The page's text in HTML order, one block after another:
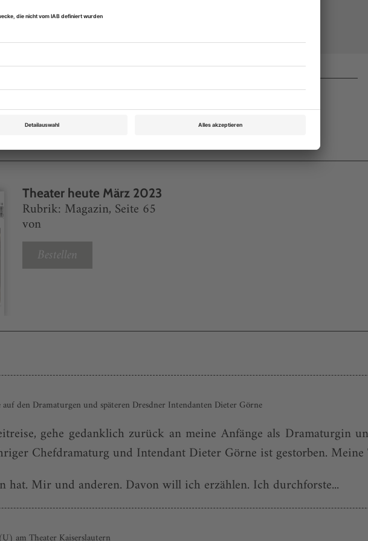
Theater heute März 2023
Rubrik: Magazin, Seite 65
von
Bestellen
den Dramaturgen und späteren Dresdner Intendanten Dieter Görne
gehe gedanklich zurück an meine Anfänge als Dramaturgin
Chefdramaturg und Intendant Dieter Görne ist gestorben.
hat. Mir und anderen. Davon will ich erzählen. Ich durchforste...